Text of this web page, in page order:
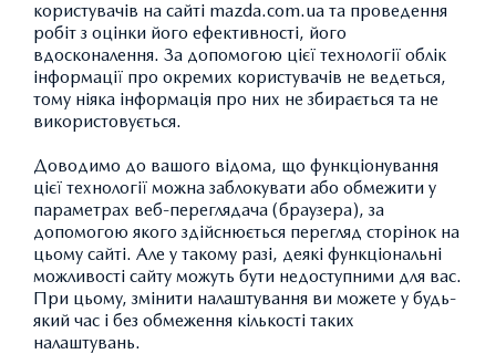
АКСЕСУАРИ MAZDA CX-30:
ЗАХИСТ ТА БЕЗПЕКА
ПОВЕРНУТИСЯ ДО КАТАЛОГУ АКСЕСУАРІВ
користувачів на сайті mazda.com.ua та проведення
робіт з оцінки його ефективності, його
вдосконалення. За допомогою цієї технології облік
інформації про окремих користувачів не ведеться,
тому ніяка інформація про них не збирається та не
використовується.
Доводимо до вашого відома, що функціонування
цієї технології можна заблокувати або обмежити у
параметрах веб-переглядача (браузера), за
допомогою якого здійснюється перегляд сторінок на
цьому сайті. Але у такому разі, деякі функціональні
можливості сайту можуть бути недоступними для вас.
При цьому, змінити налаштування ви можете у будь-
який час і без обмеження кількості таких
налаштувань.